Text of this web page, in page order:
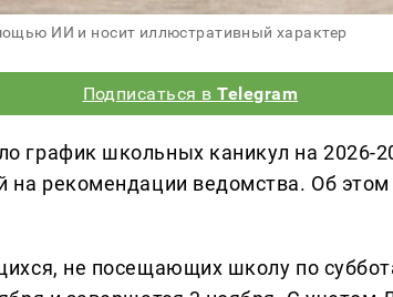
ИИ и носит иллюстративный характер
Подписаться вTelegram
график школьных каникул на 2026-
на рекомендации ведомства. Об этом
не посещающих школу по